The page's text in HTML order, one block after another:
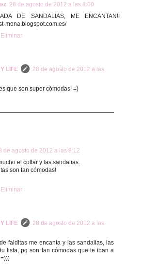
28 de agosto de 2012 a las 8:00
DE SANDALIAS, ME ENCANTAN!!
mona.blogspot.com.es/
Eliminar
LIFE
28 de agosto de 2012 a las
que son super cómodas! =)
de agosto de 2012 a las 8:12
el collar y las sandalias.
son tan cómodas!
Eliminar
LIFE
28 de agosto de 2012 a las
falditas me encanta y las sandalias, las
lista, pq son tan cómodas que te iban a